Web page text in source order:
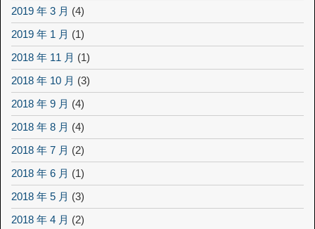
2019 年 3 月 (4)
2019 年 1 月 (1)
2018 年 11 月 (1)
2018 年 10 月 (3)
2018 年 9 月 (4)
2018 年 8 月 (4)
2018 年 7 月 (2)
2018 年 6 月 (1)
2018 年 5 月 (3)
2018 年 4 月 (2)